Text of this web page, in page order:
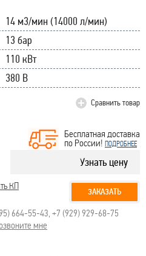
14 м3/мин (14000 л/мин)
13 бар
110 кВт
380 В
Сравнить товар
Бесплатная доставка
по России! ПОДРОБНЕЕ
Узнать цену
КП
ЗАКАЗАТЬ
664-55-43 +7 (929) 929-68-75
мне